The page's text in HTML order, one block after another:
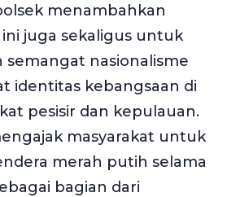
menambahkan
juga sekaligus untuk
nasionalisme
identitas kebangsaan di
pesisir dan kepulauan.
masyarakat untuk
merah putih selama
bagian dari